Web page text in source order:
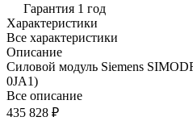
Гарантия 1 год
Характеристики
Все характеристики
Описание
Силовой модуль Siemens
0JA1)
Все описание
435 828 ₽